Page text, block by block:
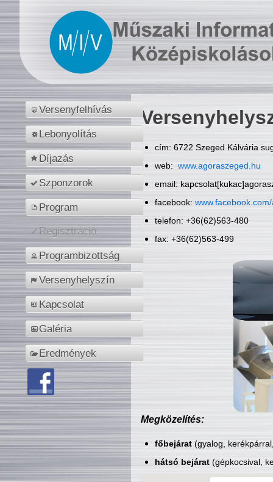
Versenyfelhívás
Lebonyolítás
Díjazás
Szponzorok
Program
Regisztráció
Programbizottság
Versenyhelyszín
Kapcsolat
Galéria
Eredmények
cím: 6722 Szeged Kálvária
web: www.agoraszeged.hu
email:
facebook:
telefon: +36(62)563-480
fax: +36(62)563-499
Megközelítés:
főbejárat(gyalog,
hátsó bejárat(gépkocsival,